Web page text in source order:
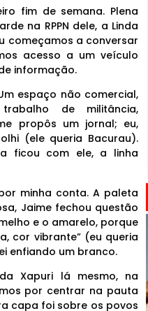
fim de semana. Plena
na RPPN dele, a Linda
começamos a conversar
acesso a um veículo
informação.
espaço não comercial,
de militância,
propôs um jornal; eu,
(ele queria Bacurau).
ficou com ele, a linha
minha conta. A paleta
Jaime fechou questão
e o amarelo, porque
cor vibrante” (eu queria
enfiando um branco.
Xapuri lá mesmo, na
por centrar na pauta
capa foi sobre os povos